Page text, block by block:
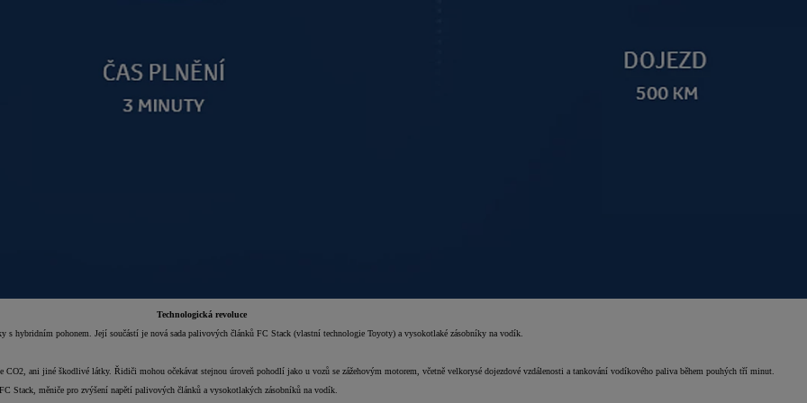
Technologická revoluce
pohonem. Její součástí je nová sada palivových článků FC Stack (vlastní technologie Toyoty) a vysokotlaké zásobníky na vodík.
CO2, ani jiné škodlivé látky. Řidiči mohou očekávat stejnou úroveň pohodlí jako u vozů se zážehovým motorem, včetně velkorysé dojezdové vzdálenosti a tankování vodíkového paliva během pouhých tří minut.
Stack, měniče pro zvýšení napětí palivových článků a vysokotlakých zásobníků na vodík.